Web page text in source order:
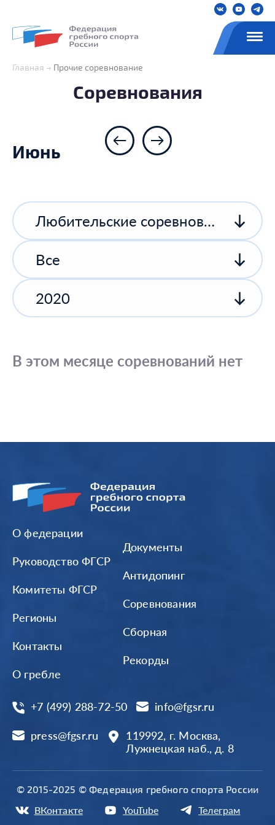
Главная Прочие соревнование
Соревнования
Июнь
Любительские соревнования
Все
2020
В этом месяце соревнований нет
О федерации
Руководство ФГСР
Комитеты ФГСР
Регионы
Контакты
О гребле
Документы
Антидопинг
Соревнования
Сборная
Рекорды
+7 (499) 288-72-50 info@fgsr.ru
press@fgsr.ru
119992, г. Москва,
Лужнецкая наб., д. 8
© 2015-2025 © Федерация гребного спорта России
ВКонтакте YouTube Телеграм